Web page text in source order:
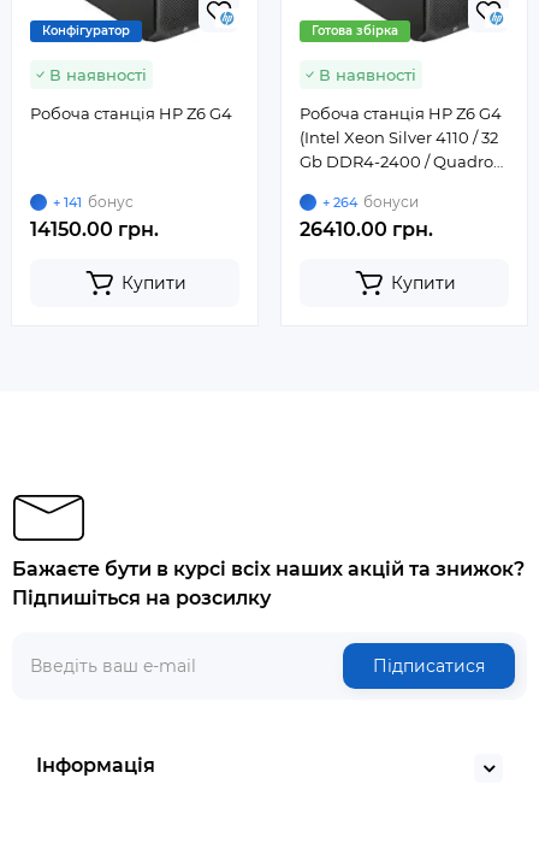
Конфігуратор
В наявності
Робоча станція HP Z6 G4
+ 141 бонус
14150.00 грн.
Купити
Готова збірка
В наявності
Робоча станція HP Z6 G4
(Intel Xeon Silver 4110 / 32
Gb DDR4-2400 / Quadro
+ 264 бонуси
26410.00 грн.
Купити
Бажаєте бути в курсі всіх наших акцій та знижок?
Підпишіться на розсилку
Підписатися
Інформація